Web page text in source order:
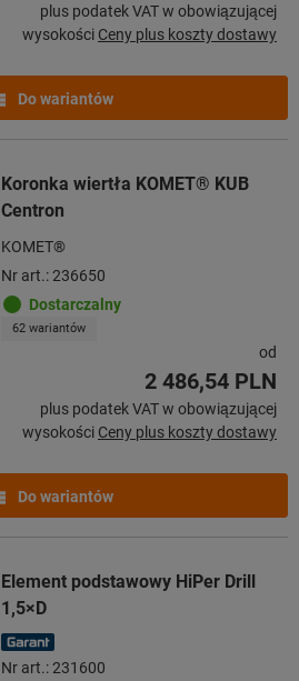
plus podatek VAT w obowiązującej
wysokości Ceny plus koszty dostawy
Do wariantów
Koronka wiertła KOMET® KUB
Centron
KOMET®
Nr art.: 236650
Dostarczalny
62 wariantów
od
2 486,54 PLN
plus podatek VAT w obowiązującej
wysokości Ceny plus koszty dostawy
Do wariantów
Element podstawowy HiPer Drill
1,5×D
Nr art.: 231600